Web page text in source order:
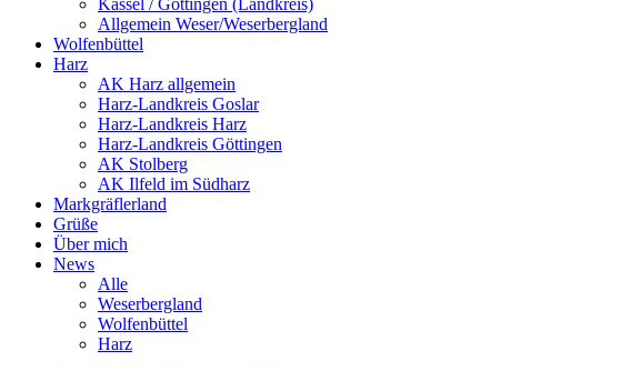
Kassel / Göttingen (Landkreis)
Allgemein Weser/Weserbergland
Wolfenbüttel
Harz
AK Harz allgemein
Harz-Landkreis Goslar
Harz-Landkreis Harz
Harz-Landkreis Göttingen
AK Stolberg
AK Ilfeld im Südharz
Markgräflerland
Grüße
Über mich
News
Alle
Weserbergland
Wolfenbüttel
Harz